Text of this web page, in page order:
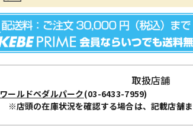
取扱店舗
ワールドペダルパーク(03-6433-7959)
※店頭の在庫状況を確認する場合は、記載店舗ま